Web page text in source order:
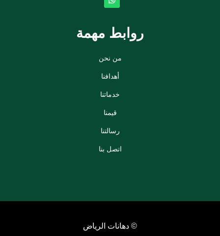
روابط مهمة
من نحن
أهدافنا
خدماتنا
قيمنا
رسالتنا
اتصل بنا
© دهانات الرياض